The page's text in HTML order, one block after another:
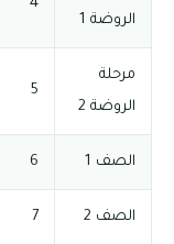
الروضة 1
4
مرحلة
الروضة 2
5
الصف 1 6
الصف 2 7